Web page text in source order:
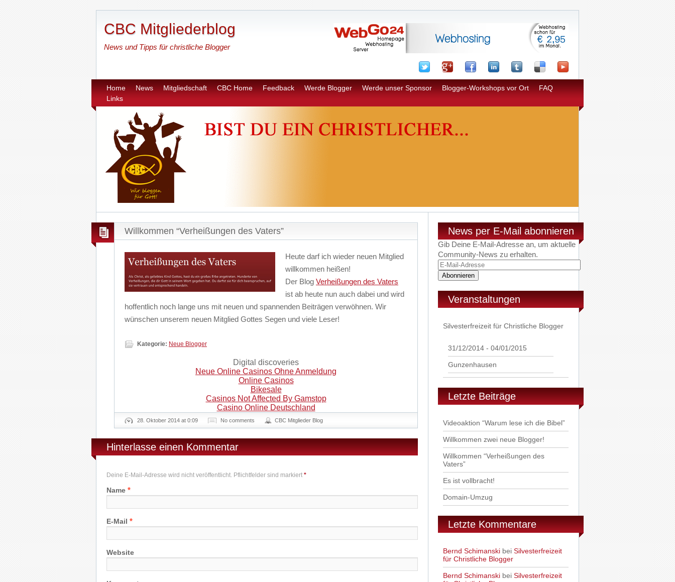
CBC Mitgliederblog
News und Tipps für christliche Blogger
Home News Mitgliedschaft CBC Home Feedback Werde Blogger Werde unser Sponsor Blogger-Workshops vor Ort
FAQ
Links
Willkommen “Verheißungen des Vaters”
Heute darf ich wieder neuen Mitglied
willkommen heißen!
Der Blog Verheißungen des Vaters
ist ab heute nun auch dabei und wird
hoffentlich noch lange uns mit neuen und spannenden Beiträgen verwöhnen. Wir
wünschen unserem neuen Mitglied Gottes Segen und viele Leser!
Kategorie: Neue Blogger
Digital discoveries
Neue Online Casinos Ohne Anmeldung
Online Casinos
Bikesale
Casinos Not Affected By Gamstop
Casino Online Deutschland
28. Oktober 2014 at 0:09 No comments CBC Mitglieder Blog
Hinterlasse einen Kommentar
Deine E-Mail-Adresse wird nicht veröffentlicht. Pflichtfelder sind markiert *
Name *
E-Mail *
Website
News per E-Mail abonnieren
Gib Deine E-Mail-Adresse an, um aktuelle
Community-News zu erhalten.
E-
Mail-
Veranstaltungen
Silvesterfreizeit für Christliche Blogger
31/12/2014 - 04/01/2015
Gunzenhausen
Letzte Beiträge
Videoaktion “Warum lese ich die Bibel”
Willkommen zwei neue Blogger!
Willkommen “Verheißungen des
Vaters”
Es ist vollbracht!
Domain-Umzug
Letzte Kommentare
Bernd Schimanski bei Silvesterfreizeit
für Christliche Blogger
Bernd Schimanski bei Silvesterfreizeit